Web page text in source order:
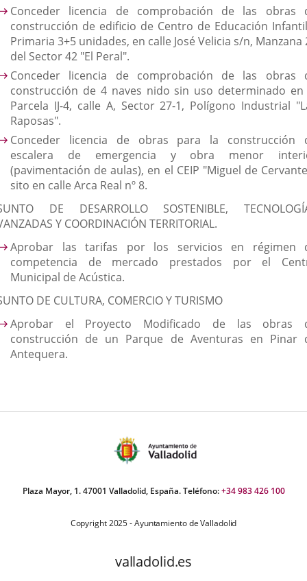
Conceder licencia de comprobación de las obras
construcción de edificio de Centro de Educación
Primaria 3+5 unidades, en calle José Velicia s/n, Manzana
del Sector 42 "El Peral".
Conceder licencia de comprobación de las obras
construcción de 4 naves nido sin uso determinado en
Parcela IJ-4, calle A, Sector 27-1, Polígono Industrial
Raposas".
Conceder licencia de obras para la construcción
escalera de emergencia y obra menor
(pavimentación de aulas), en el CEIP "Miguel de
sito en calle Arca Real nº 8.
DE DESARROLLO SOSTENIBLE,
Y COORDINACIÓN TERRITORIAL.
Aprobar las tarifas por los servicios en régimen
competencia de mercado prestados por el
Municipal de Acústica.
DE CULTURA, COMERCIO Y TURISMO
Aprobar el Proyecto Modificado de las obras
construcción de un Parque de Aventuras en Pinar
Antequera.
Plaza Mayor, 1. 47001 Valladolid, España. Teléfono:+34 983 426 100
Copyright 2025 - Ayuntamiento de Valladolid
valladolid.es